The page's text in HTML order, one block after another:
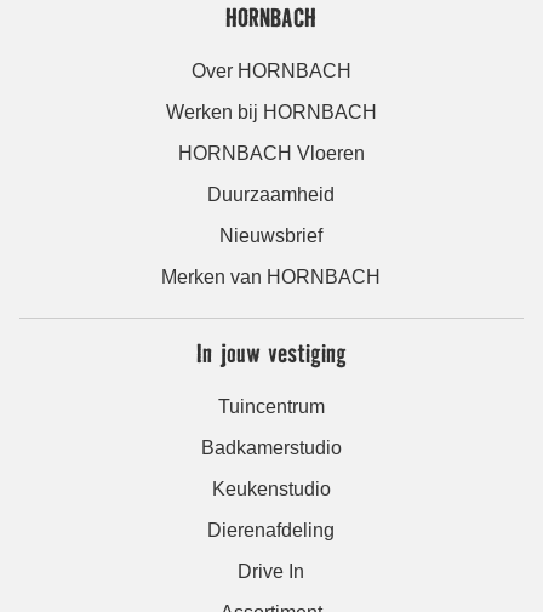
HORNBACH
Over HORNBACH
Werken bij HORNBACH
HORNBACH Vloeren
Duurzaamheid
Nieuwsbrief
Merken van HORNBACH
In jouw vestiging
Tuincentrum
Badkamerstudio
Keukenstudio
Dierenafdeling
Drive In